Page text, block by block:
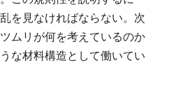
を見なければならない。次
ムリが何を考えているのか
な材料構造として働いてい